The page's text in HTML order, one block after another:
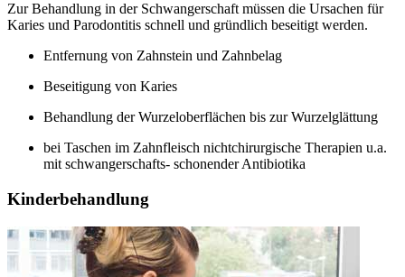
Zur Behandlung in der Schwangerschaft müssen die Ursachen für
Karies und Parodontitis schnell und gründlich beseitigt werden.
Entfernung von Zahnstein und Zahnbelag
Beseitigung von Karies
Behandlung der Wurzeloberflächen bis zur Wurzelglättung
bei Taschen im Zahnfleisch nichtchirurgische Therapien u.a.
mit schwangerschafts- schonender Antibiotika
Kinderbehandlung